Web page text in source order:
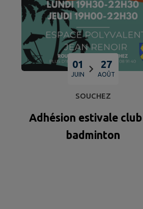
01
JUIN
27
AOÛT
SOUCHEZ
Adhésion estivale
badminton